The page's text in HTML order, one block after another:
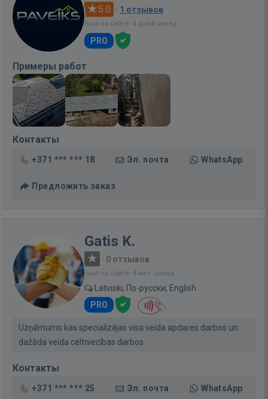
5.0 · 1 отзывов
Был на сайте: 4 дней назад
PRO
Примеры работ
Контакты
+371 *** *** 18 Эл. почта WhatsApp
Предложить заказ
Gatis K.
· 0 отзывов
Был на сайте: 4 мес. назад
Latviski, По-русски, English
PRO
Uzņēmums kas specializējas visa veida apdares darbos un
dažāda veida celtniecības darbos.
Контакты
+371 *** *** 25 Эл. почта WhatsApp